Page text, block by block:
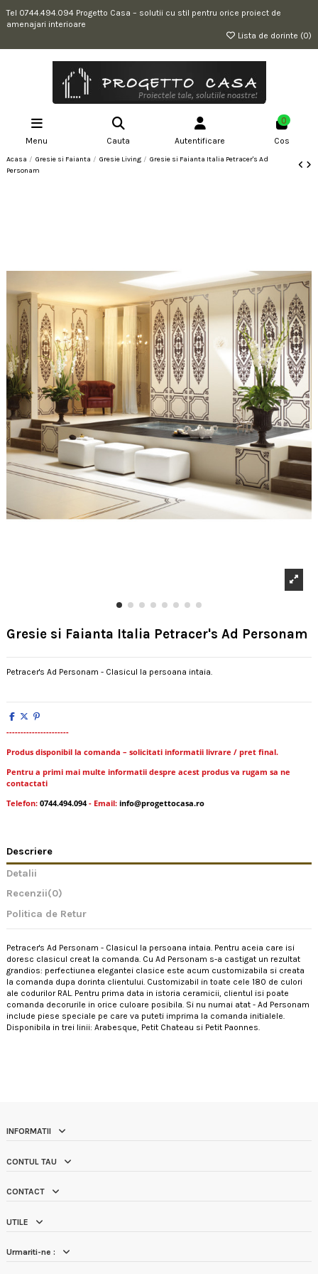
Tel 0744.494.094 Progetto Casa – solutii cu stil pentru orice proiect de
amenajari interioare
Lista de dorinte (0)
Menu Cauta Autentificare
0
Cos
Acasa Gresie si Faianta Gresie Living
Gresie si Faianta Italia Petracer's Ad
Personam
Gresie si Faianta Italia Petracer's Ad Personam
Petracer's Ad Personam - Clasicul la persoana intaia.
----------------------
Produs disponibil la comanda – solicitati informatii livrare / pret final.
Pentru a primi mai multe informatii despre acest produs va rugam sa ne
contactati
Telefon: 0744.494.094- Email: info@progettocasa.ro
Descriere
Detalii
Recenzii(0)
Politica de Retur
Petracer's Ad Personam - Clasicul la persoana intaia. Pentru aceia care isi
doresc clasicul creat la comanda. Cu Ad Personam s-a castigat un rezultat
grandios: perfectiunea elegantei clasice este acum customizabila si creata
la comanda dupa dorinta clientului. Customizabil in toate cele 180 de culori
ale codurilor RAL. Pentru prima data in istoria ceramicii, clientul isi poate
comanda decorurile in orice culoare posibila. Si nu numai atat - Ad Personam
include piese speciale pe care va puteti imprima la comanda initialele.
Disponibila in trei linii: Arabesque, Petit Chateau si Petit Paonnes.
INFORMATII
CONTUL TAU
CONTACT
UTILE
Urmariti-ne :